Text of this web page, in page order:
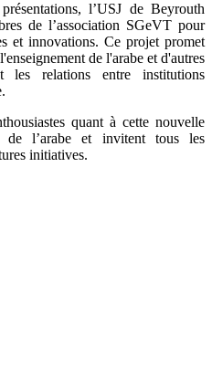
l’USJ de Beyrouth
de l’association SGeVT pour
et innovations. Ce projet promet
de l'arabe et d'autres
les relations entre institutions
quant à cette nouvelle
de l’arabe et invitent tous les
initiatives.